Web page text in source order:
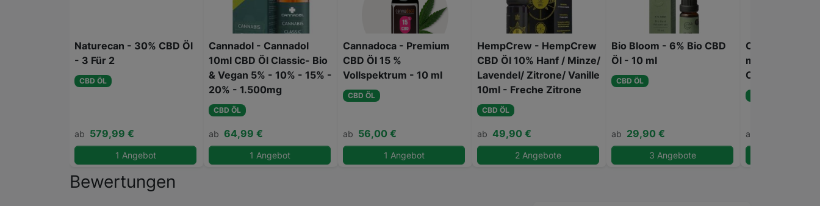
Naturecan - 30% CBD Öl
- 3 Für 2
CBD ÖL
ab 579,99 €
1 Angebot
Cannadol - Cannadol
10ml CBD Öl Classic- Bio
& Vegan 5% - 10% - 15% -
20% - 1.500mg
CBD ÖL
ab 64,99 €
1 Angebot
Cannadoca - Premium
CBD Öl 15 %
Vollspektrum - 10 ml
CBD ÖL
ab 56,00 €
1 Angebot
HempCrew - HempCrew
CBD Öl 10% Hanf / Minze/
Lavendel/ Zitrone/ Vanille
10ml - Freche Zitrone
CBD ÖL
ab 49,90 €
2 Angebote
Bio Bloom - 6% Bio CBD
Öl - 10 ml
CBD ÖL
ab 29,90 €
3 Angebote
CBD Vital -
mit Hanf und
CBD VITAL
ab
Bewertungen